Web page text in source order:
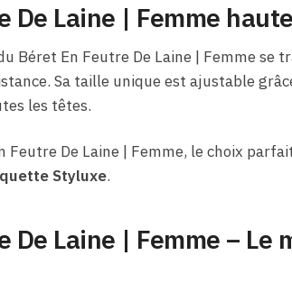
De Laine | Femme
Béret En Feutre De Laine | Femme se
Sa taille unique est ajustable
les têtes.
Feutre De Laine | Femme, le choix
Styluxe.
De Laine | Femme –